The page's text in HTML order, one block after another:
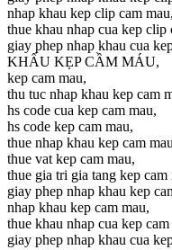
nhap khau kep clip cam mau,
thue khau nhap cua kep clip
giay phep nhap khau cua
KHẨU KẸP CẦM MÁU,
kep cam mau,
thu tuc nhap khau kep cam
hs code cua kep cam mau,
hs code kep cam mau,
thue nhap khau kep cam
thue vat kep cam mau,
thue gia tri gia tang kep cam
giay phep nhap khau kep
nhap khau kep cam mau,
thue khau nhap cua kep cam
giay phep nhap khau cua